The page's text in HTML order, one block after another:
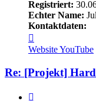
Registriert:
Echter Name:
Kontaktdaten:
von
woodsmoke
WebsiteYouTube
Re: [Projekt]